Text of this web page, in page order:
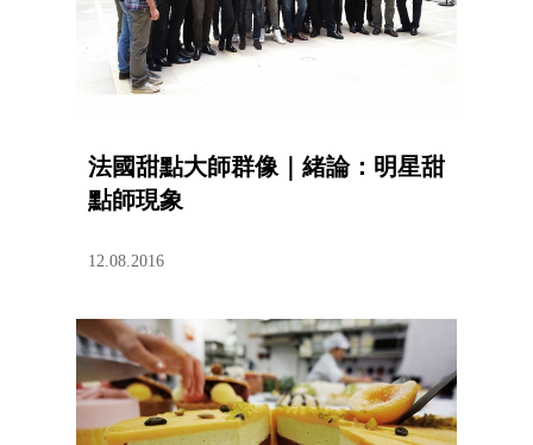
法國甜點大師群像｜緒論：明星甜
點師現象
12.08.2016